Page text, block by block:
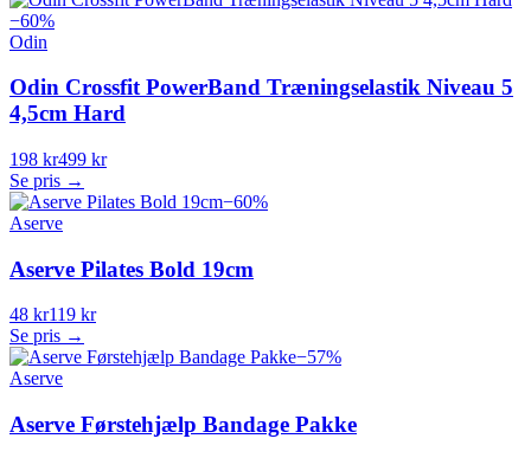
−60%
Odin
Odin Crossfit PowerBand Træningselastik Niveau 5
4,5cm Hard
198 kr499 kr
Se pris →
−60%
Aserve
Aserve Pilates Bold 19cm
48 kr119 kr
Se pris →
−57%
Aserve
Aserve Førstehjælp Bandage Pakke